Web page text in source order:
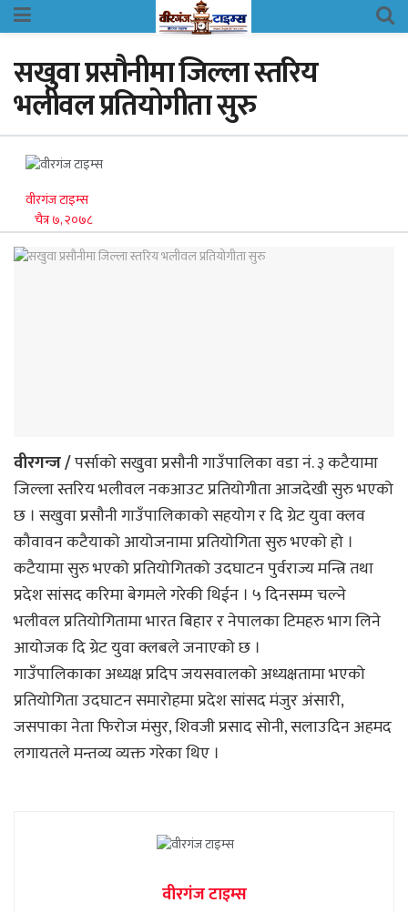
सखुवा प्रसौनीमा जिल्ला स्तरिय
भलीवल प्रतियोगीता सुरु
वीरगंज टाइम्स
चैत्र ७, २०७८
वीरगन्ज /पर्साको सखुवा प्रसौनी गाउँपालिका वडा नं. ३ कटैयामा
जिल्ला स्तरिय भलीवल नकआउट प्रतियोगीता आजदेखी सुरु भएको
छ । सखुवा प्रसौनी गाउँपालिकाको सहयोग र दि ग्रेट युवा क्लव
कौवावन कटैयाको आयोजनामा प्रतियोगिता सुरु भएको हो ।
कटैयामा सुरु भएको प्रतियोगितको उदघाटन पुर्वराज्य मन्त्रि तथा
प्रदेश सांसद करिमा बेगमले गरेकी थिईन । ५ दिनसम्म चल्ने
भलीवल प्रतियोगितामा भारत बिहार र नेपालका टिमहरु भाग लिने
आयोजक दि ग्रेट युवा क्लबले जनाएको छ ।
गाउँपालिकाका अध्यक्ष प्रदिप जयसवालको अध्यक्षतामा भएको
प्रतियोगिता उदघाटन समारोहमा प्रदेश सांसद मंजुर अंसारी,
जसपाका नेता फिरोज मंसुर, शिवजी प्रसाद सोनी, सलाउदिन अहमद
लगायतले मन्तव्य व्यक्त गरेका थिए ।
वीरगंज टाइम्स